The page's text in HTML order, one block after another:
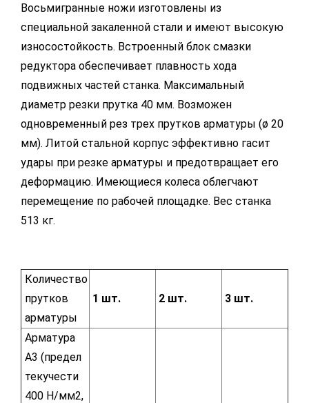
Восьмигранные ножи изготовлены из
специальной закаленной стали и имеют высокую
износостойкость. Встроенный блок смазки
редуктора обеспечивает плавность хода
подвижных частей станка. Максимальный
диаметр резки прутка 40 мм. Возможен
одновременный рез трех прутков арматуры (ø 20
мм). Литой стальной корпус эффективно гасит
удары при резке арматуры и предотвращает его
деформацию. Имеющиеся колеса облегчают
перемещение по рабочей площадке. Вес станка
513 кг.
Количество
прутков
арматуры
1 шт. 2 шт. 3 шт.
Арматура
A3 (предел
текучести
400 H/мм2,